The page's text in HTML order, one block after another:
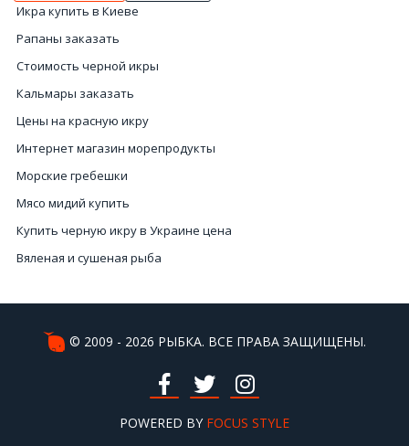
Икра купить в Киеве
Рапаны заказать
Стоимость черной икры
Кальмары заказать
Цены на красную икру
Интернет магазин морепродукты
Морские гребешки
Мясо мидий купить
Купить черную икру в Украине цена
Вяленая и сушеная рыба
Кальмары Киев цена
Морские ежи купить Киев
© 2009 - 2026 РЫБКА. ВСЕ ПРАВА ЗАЩИЩЕНЫ.
POWERED BY FOCUS STYLE